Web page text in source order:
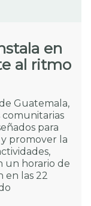
en
al ritmo
Guatemala,
comunitarias
para
promover la
un horario de
en las 22